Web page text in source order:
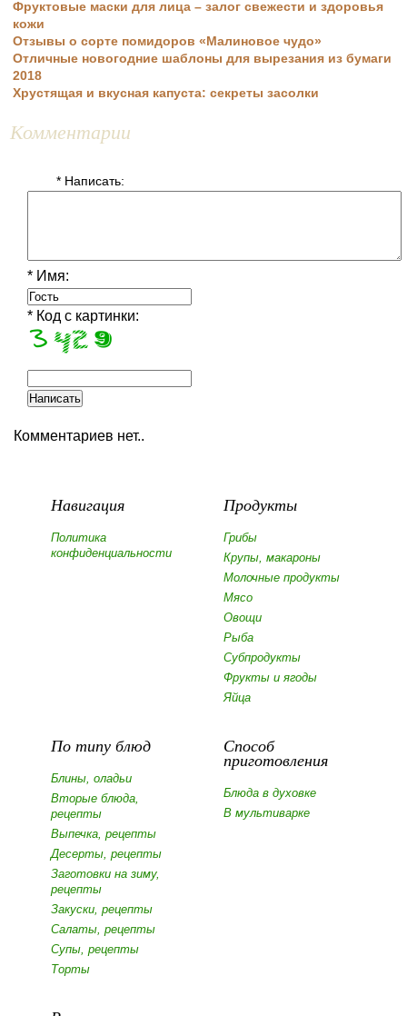
Фруктовые маски для лица – залог свежести и здоровья
кожи
Отзывы о сорте помидоров «Малиновое чудо»
Отличные новогодние шаблоны для вырезания из бумаги
2018
Хрустящая и вкусная капуста: секреты засолки
Комментарии
* Написать:
* Имя:
* Код с картинки:
Комментариев нет..
Навигация
Политика
конфиденциальности
Продукты
Грибы
Крупы, макароны
Молочные продукты
Мясо
Овощи
Рыба
Субпродукты
Фрукты и ягоды
Яйца
По типу блюд
Блины, оладьи
Вторые блюда,
рецепты
Выпечка, рецепты
Десерты, рецепты
Заготовки на зиму,
рецепты
Закуски, рецепты
Салаты, рецепты
Супы, рецепты
Торты
Способ
приготовления
Блюда в духовке
В мультиварке